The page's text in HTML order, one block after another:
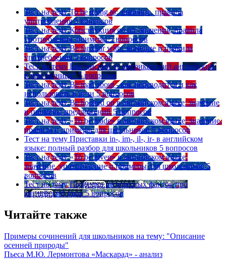
Тест на тему To be going to: значение, правила
употребления 5 вопросов
Тест на тему Конструкция go on: значения, правила
употребления, примеры 5 вопросов
Тест на тему Be familiar with: значение и правила
употребления 5 вопросов
Тест на тему Британский vs американский английский:
в чем разница? 5 вопросов
Тест на тему Be mad about - как переводится и как
использовать в речи 5 вопросов
Тест на тему Be hooked on в английском языке: значение
и примеры предложений 5 вопросов
Тест на тему «To be made» в английском языке: значение,
правила и примеры для школьников 5 вопросов
Тест на тему Приставки in-, im-, il-, ir- в английском
языке: полный разбор для школьников 5 вопросов
Тест на тему «To be given» в английском языке:
значение, употребление и примеры для школьников 5
вопросов
Тест на тему Подборка интересных фактов про
английский язык 5 вопросов
Читайте также
Примеры сочинений для школьников на тему: "Описание
осенней природы"
Пьеса М.Ю. Лермонтова «Маскарад» - анализ